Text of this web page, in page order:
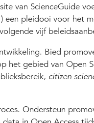
van ScienceGuide
een pleidooi voor het
vijf
Bied
het gebied van Open
citizen
Ondersteun